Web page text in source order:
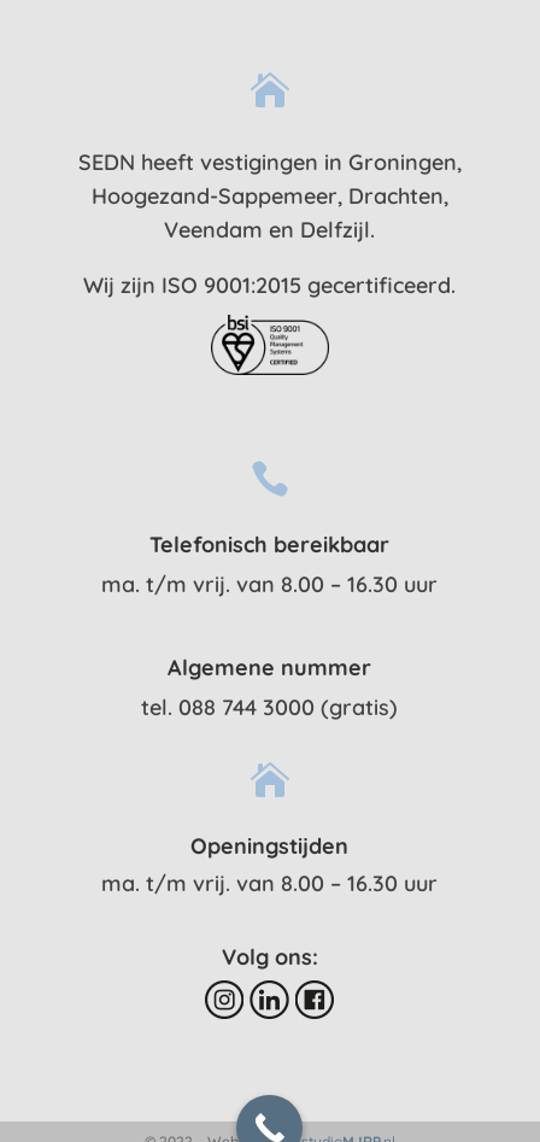

SEDN heeft vestigingen in Groningen,
Hoogezand-Sappemeer, Drachten,
Veendam en Delfzijl.
Wij zijn ISO 9001:2015 gecertificeerd.

Telefonisch bereikbaar
ma. t/m vrij. van 8.00 – 16.30 uur
Algemene nummer
tel. 088 744 3000 (gratis)

Openingstijden
ma. t/m vrij. van 8.00 – 16.30 uur
Volg ons: